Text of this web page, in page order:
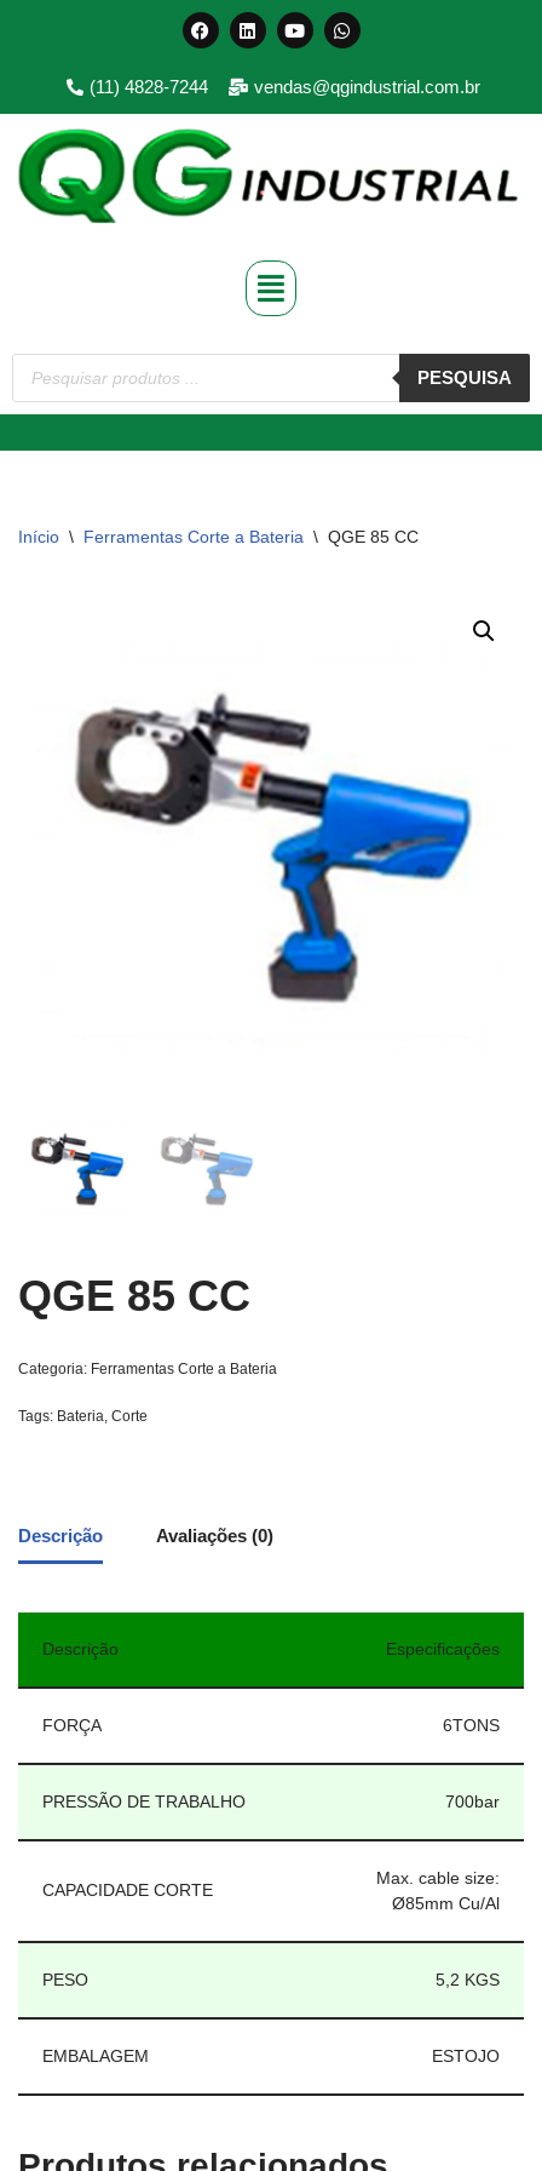
conteúdo
(11) 4828-7244 vendas@qgindustrial.com.br
PESQUISA
Início \ Ferramentas Corte a Bateria \ QGE 85 CC
QGE 85 CC
Categoria: Ferramentas Corte a Bateria
Tags: Bateria Corte
Descrição Avaliações (0)
Descrição Especificações
FORÇA 6TONS
PRESSÃO DE TRABALHO 700bar
CAPACIDADE CORTE
Max. cable size:
Ø85mm Cu/Al
PESO 5,2 KGS
EMBALAGEM ESTOJO